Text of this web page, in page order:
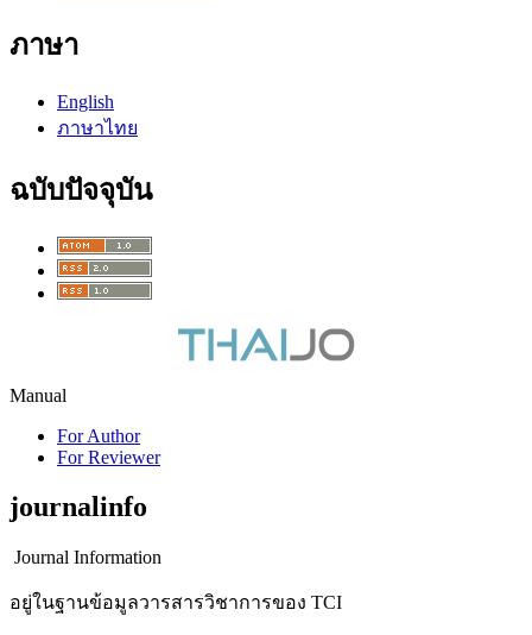
ภาษา
English
ภาษาไทย
ฉบับปัจจุบัน
Manual
For Author
For Reviewer
journalinfo
Journal Information
อยู่ในฐานข้อมูลวารสารวิชาการของ TCI